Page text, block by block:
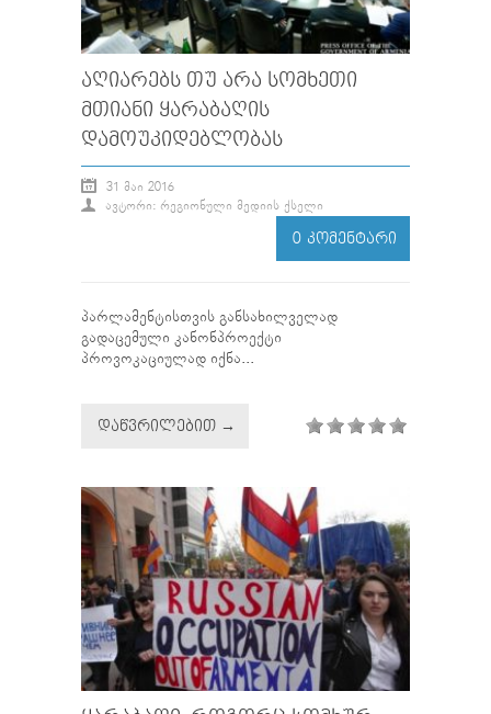
ᲐᲦᲘᲐᲠᲔᲑᲡ ᲗᲣ ᲐᲠᲐ ᲡᲝᲛᲮᲔᲗᲘ
ᲛᲗᲘᲐᲜᲘ ᲧᲐᲠᲐᲑᲐᲦᲘᲡ
ᲓᲐᲛᲝᲣᲙᲘᲓᲔᲑᲚᲝᲑᲐᲡ
31 ᲛᲐᲘ 2016
ᲐᲕᲢᲝᲠᲘ: ᲠᲔᲒᲘᲝᲜᲣᲚᲘ ᲛᲔᲓᲘᲘᲡ ᲥᲡᲔᲚᲘ
0 ᲙᲝᲛᲔᲜᲢᲐᲠᲘ
პარლამენტისთვის განსახილველად
გადაცემული კანონპროექტი
პროვოკაციულად იქნა...
ᲓᲐᲬᲕᲠᲘᲚᲔᲑᲘᲗ →